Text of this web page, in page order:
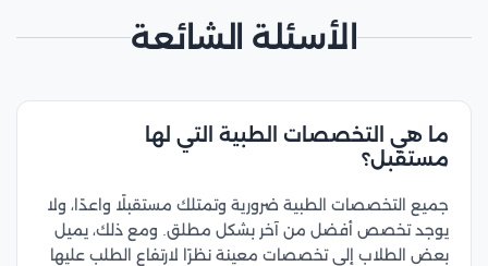
الأسئلة الشائعة
ما هي التخصصات الطبية التي لها
مستقبل؟
جميع التخصصات الطبية ضرورية وتمتلك مستقبلًا واعدًا، ولا
يوجد تخصص أفضل من آخر بشكل مطلق. ومع ذلك، يميل
بعض الطلاب إلى تخصصات معينة نظرًا لارتفاع الطلب عليها